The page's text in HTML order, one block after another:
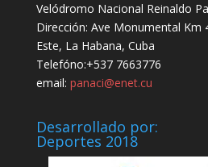
Velódromo Nacional Reinaldo
Dirección: Ave Monumental Km
Este, La Habana, Cuba
Telefóno:+537 7663776
email: panaci@enet.cu
Desarrollado
Deportes 2018